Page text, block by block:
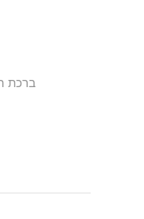
ברכת